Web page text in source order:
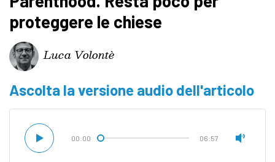
proteggere le chiese
Luca Volontè
Ascolta la versione audio dell'articolo
00:00 06:57